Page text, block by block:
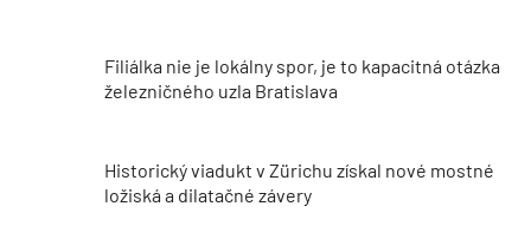
Filiálka nie je lokálny spor, je to kapacitná otázka
železničného uzla Bratislava
Historický viadukt v Zürichu získal nové mostné
ložiská a dilatačné závery